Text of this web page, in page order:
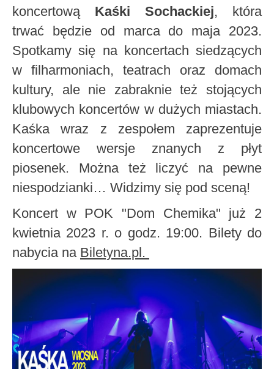
koncertową Kaśki Sochackiej, która
trwać będzie od marca do maja 2023.
Spotkamy się na koncertach siedzących
w filharmoniach, teatrach oraz domach
kultury, ale nie zabraknie też stojących
klubowych koncertów w dużych miastach.
Kaśka wraz z zespołem zaprezentuje
koncertowe wersje znanych z płyt
piosenek. Można też liczyć na pewne
niespodzianki… Widzimy się pod sceną!
Koncert w POK "Dom Chemika" już 2
kwietnia 2023 r. o godz. 19:00. Bilety do
nabycia na Biletyna.pl.